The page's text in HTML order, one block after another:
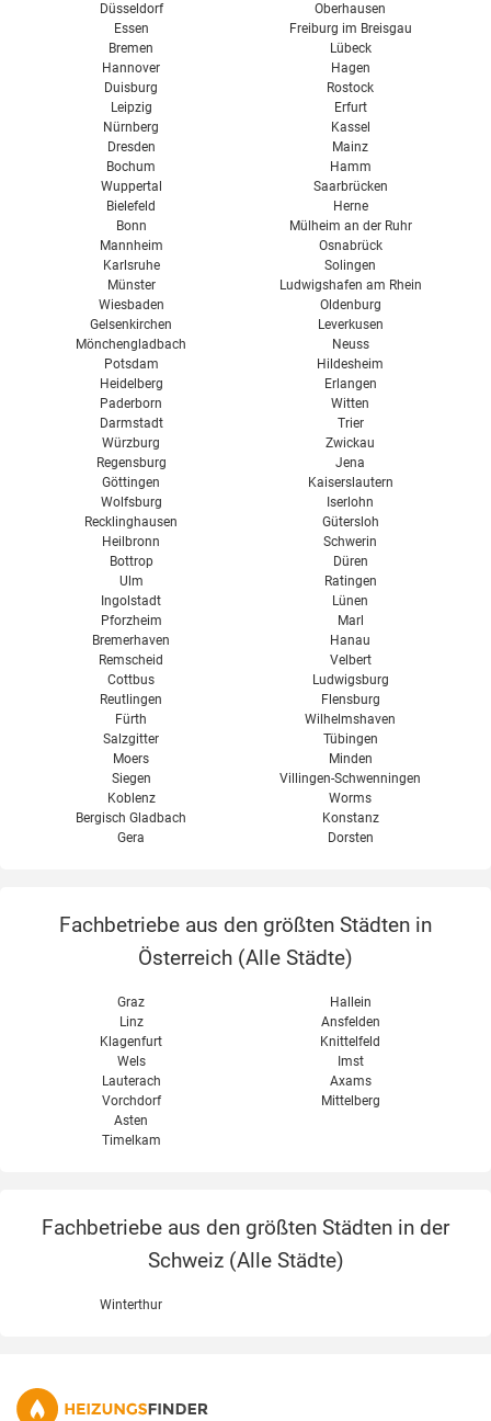
Düsseldorf
Essen
Bremen
Hannover
Duisburg
Leipzig
Nürnberg
Dresden
Bochum
Wuppertal
Bielefeld
Bonn
Mannheim
Karlsruhe
Münster
Wiesbaden
Gelsenkirchen
Mönchengladbach
Oberhausen
Freiburg im Breisgau
Lübeck
Hagen
Rostock
Erfurt
Kassel
Mainz
Hamm
Saarbrücken
Herne
Mülheim an der Ruhr
Osnabrück
Solingen
Ludwigshafen am Rhein
Oldenburg
Leverkusen
Neuss
Potsdam
Heidelberg
Paderborn
Darmstadt
Würzburg
Regensburg
Göttingen
Wolfsburg
Recklinghausen
Heilbronn
Bottrop
Ulm
Ingolstadt
Pforzheim
Bremerhaven
Remscheid
Cottbus
Reutlingen
Fürth
Salzgitter
Moers
Siegen
Koblenz
Bergisch Gladbach
Gera
Hildesheim
Erlangen
Witten
Trier
Zwickau
Jena
Kaiserslautern
Iserlohn
Gütersloh
Schwerin
Düren
Ratingen
Lünen
Marl
Hanau
Velbert
Ludwigsburg
Flensburg
Wilhelmshaven
Tübingen
Minden
Villingen-Schwenningen
Worms
Konstanz
Dorsten
Fachbetriebe aus den größten Städten in
Österreich (Alle Städte)
Graz
Linz
Klagenfurt
Wels
Hallein
Ansfelden
Knittelfeld
Imst
Lauterach
Vorchdorf
Asten
Timelkam
Axams
Mittelberg
Fachbetriebe aus den größten Städten in der
Schweiz (Alle Städte)
Winterthur